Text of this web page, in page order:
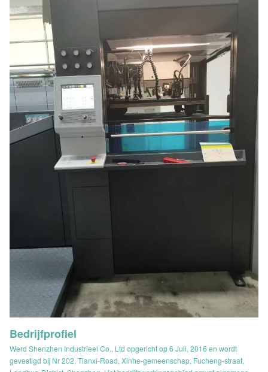
Bedrijfprofiel
Werd Shenzhen Industrieel Co., Ltd opgericht op 6 Juli, 2016 en wordt
gevestigd bij Nr 202, Tianxi-Road, Xinhe-gemeenschap, Fucheng-straat,